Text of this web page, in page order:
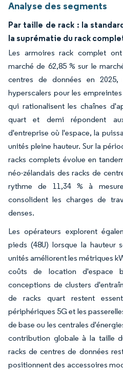
Analyse des segments
Par taille de rack : la
la suprématie du rack
Les armoires rack complet
marché de 62,85 % sur le
centres de données en
hyperscalers pour les
qui rationalisent les chaînes
quart et demi répondent
d'entreprise où l'espace, la
unités pleine hauteur. Sur la
racks complets évolue en
néo-zélandais des racks de
rythme de 11,34 % à
consolident les charges de
denses.
Les opérateurs explorent
pieds (48U) lorsque la hauteur
unités améliorent les métriques
coûts de location d'espace
conceptions de clusters
de racks quart restent
périphériques 5G et les
de base ou les centrales
contribution globale à la taille
racks de centres de données
positionnent des accessoires